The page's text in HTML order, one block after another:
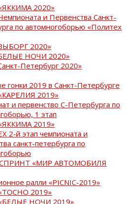
2020»
и Первенства Санкт-
по автомногоборью «Политех
2020»
НОЧИ 2020»
Петербург 2020»
гонки 2019 в Санкт-Петербурге
2019»
и первенство С-Петербурга по
1 этап
2019»
2-й этап чемпионата и
санкт-петербурга по
«МИР АВТОМОБИЛЯ
ралли «PICNIC-2019»
2019»
НОЧИ 2019»